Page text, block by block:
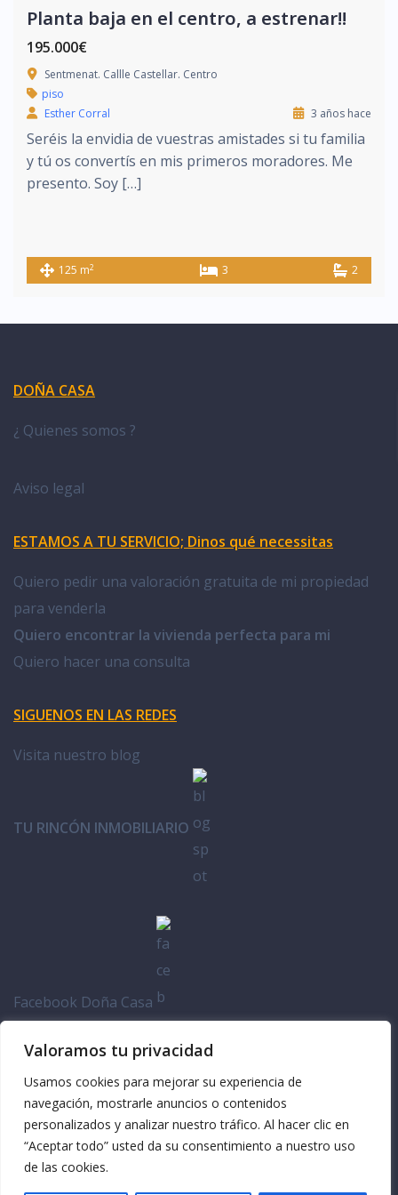
Valoramos tu privacidad
Usamos cookies para mejorar su experiencia de
navegación, mostrarle anuncios o contenidos
personalizados y analizar nuestro tráfico. Al hacer clic en
“Aceptar todo” usted da su consentimiento a nuestro uso
de las cookies.
Planta baja en el centro, a estrenar!!
195.000€
Sentmenat. Callle Castellar. Centro
piso
Esther Corral
3 años hace
Seréis la envidia de vuestras amistades si tu familia
y tú os convertís en mis primeros moradores. Me
presento. Soy […]
125 m2 3 2
DOÑA CASA
¿ Quienes somos ?
Aviso legal
ESTAMOS A TU SERVICIO; Dinos qué necessitas
Quiero pedir una valoración gratuita de mi propiedad
para venderla
Quiero encontrar la vivienda perfecta para mi
Quiero hacer una consulta
SIGUENOS EN LAS REDES
Visita nuestro blog
TU RINCÓN INMOBILIARIO
Facebook Doña Casa